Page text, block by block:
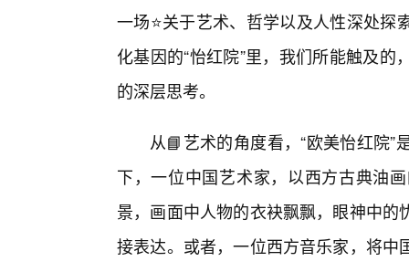
一场⭐关于艺术、哲学以及人性深处
化基因的“怡红院”里，我们所能触及
的深层思考。
从📘艺术的角度看，“欧美怡红院
下，一位中国艺术家，以西方古典油
景，画面中人物的衣袂飘飘，眼神中
接表达。或者，一位西方音乐家，将